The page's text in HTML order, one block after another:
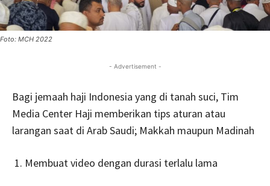
Foto: MCH 2022
- Advertisement -
Bagi jemaah haji Indonesia yang di tanah suci, Tim
Media Center Haji memberikan tips aturan atau
larangan saat di Arab Saudi; Makkah maupun Madinah
Membuat video dengan durasi terlalu lama